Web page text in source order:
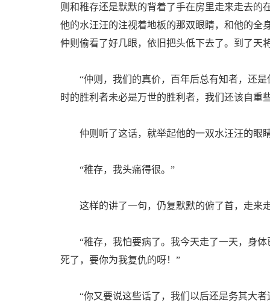
则和稚存还是默默的背着了手在房里走来走去的
他的水汪汪的注视着地板的那双眼睛，和他的全
仲则偷看了好几眼，依旧把头低下去了。到了天
“仲则，我们的真价，百年后总有知者，还是
时的胜利者未必是万世的胜利者，我们还该自重
仲则听了这话，就举起他的一双水汪汪的眼
“稚存，我头痛得很。”
这样的讲了一句，仍复默默的俯了首，走来
“稚存，我怕要病了。我今天走了一天，身体
死了，要你为我复仇的呀！”
“你又要说这些话了，我们以后还是务其大者